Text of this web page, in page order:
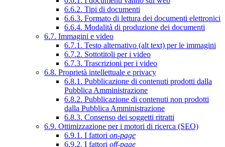
6.6.2. Tipi di documenti
6.6.3. Formato di lettura dei documenti elettronici
6.6.4. Modalità di produzione dei documenti
6.7. Immagini e video
6.7.1. Testo alternativo (alt text) per le immagini
6.7.2. Sottotitoli per i video
6.7.3. Trascrizioni per i video
6.8. Proprietà intellettuale e privacy
6.8.1. Pubblicazione di contenuti prodotti dalla
Pubblica Amministrazione
6.8.2. Pubblicazione di contenuti non prodotti
dalla Pubblica Amministrazione
6.8.3. Consenso dei soggetti ritratti
6.9. Ottimizzazione per i motori di ricerca (SEO)
6.9.1. I fattori on-page
6.9.2. I fattori off-page